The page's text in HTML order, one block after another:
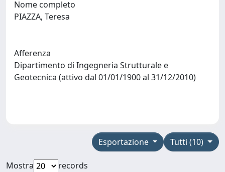
Nome completo
PIAZZA, Teresa
Afferenza
Dipartimento di Ingegneria Strutturale e
Geotecnica (attivo dal 01/01/1900 al 31/12/2010)
Tutti (10)
Esportazione
Mostra
records